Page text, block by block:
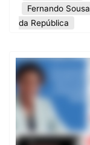
Fernando Sousa
da República